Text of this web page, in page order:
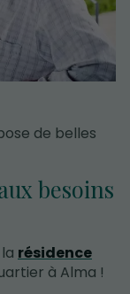
de belles
besoins
résidence
à Alma !